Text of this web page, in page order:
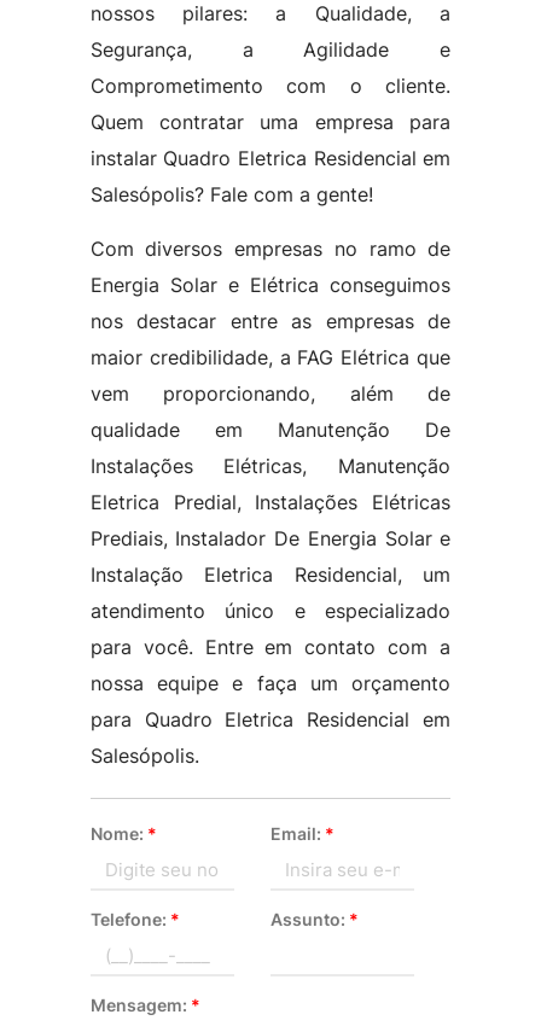
nossos pilares: a Qualidade, a
Segurança, a Agilidade e
Comprometimento com o cliente.
Quem contratar uma empresa para
instalar Quadro Eletrica Residencial em
Salesópolis? Fale com a gente!
Com diversos empresas no ramo de
Energia Solar e Elétrica conseguimos
nos destacar entre as empresas de
maior credibilidade, a FAG Elétrica que
vem proporcionando, além de
qualidade em Manutenção De
Instalações Elétricas, Manutenção
Eletrica Predial, Instalações Elétricas
Prediais, Instalador De Energia Solar e
Instalação Eletrica Residencial, um
atendimento único e especializado
para você. Entre em contato com a
nossa equipe e faça um orçamento
para Quadro Eletrica Residencial em
Salesópolis.
Nome: * Email: *
Telefone: * Assunto: *
Mensagem: *